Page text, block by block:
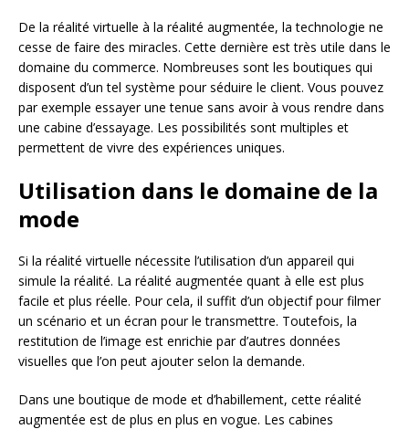
De la réalité virtuelle à la réalité augmentée, la technologie ne
cesse de faire des miracles. Cette dernière est très utile dans le
domaine du commerce. Nombreuses sont les boutiques qui
disposent d’un tel système pour séduire le client. Vous pouvez
par exemple essayer une tenue sans avoir à vous rendre dans
une cabine d’essayage. Les possibilités sont multiples et
permettent de vivre des expériences uniques.
Utilisation dans le domaine de la
mode
Si la réalité virtuelle nécessite l’utilisation d’un appareil qui
simule la réalité. La réalité augmentée quant à elle est plus
facile et plus réelle. Pour cela, il suffit d’un objectif pour filmer
un scénario et un écran pour le transmettre. Toutefois, la
restitution de l’image est enrichie par d’autres données
visuelles que l’on peut ajouter selon la demande.
Dans une boutique de mode et d’habillement, cette réalité
augmentée est de plus en plus en vogue. Les cabines